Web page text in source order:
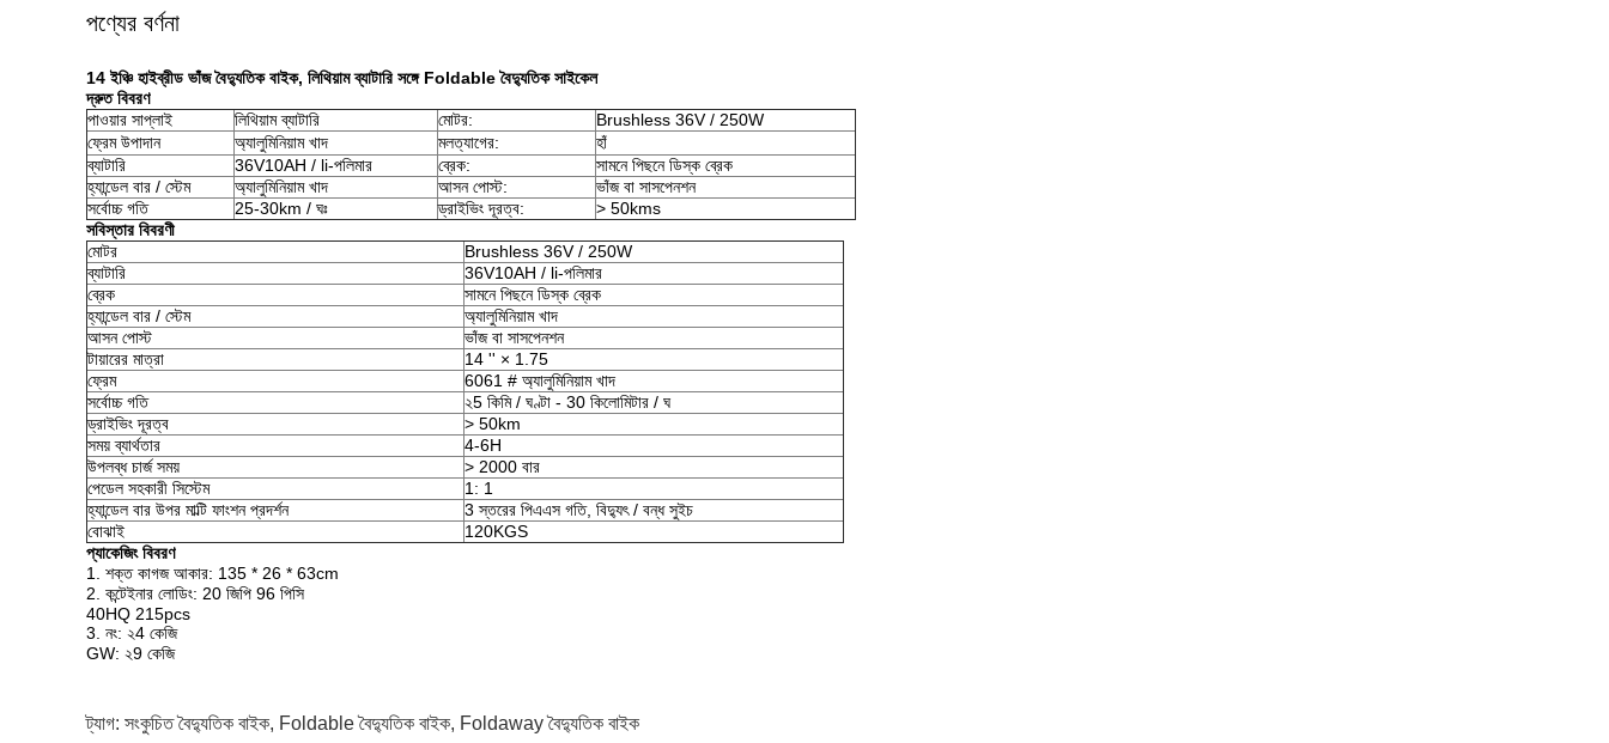
পণ্যের বর্ণনা
14 ইঞ্চি হাইব্রীড ভাঁজ বৈদ্যুতিক বাইক, লিথিয়াম ব্যাটারি সঙ্গে Foldable বৈদ্যুতিক সাইকেল
দ্রুত বিবরণ
পাওয়ার সাপ্লাই
লিথিয়াম ব্যাটারি মোটর:
Brushless 36V / 250W
ফ্রেম উপাদান
অ্যালুমিনিয়াম খাদ মলত্যাগের:
হাঁ
ব্যাটারি
36V10AH / li-পলিমার ব্রেক:
সামনে পিছনে ডিস্ক ব্রেক
হ্যান্ডেল বার / স্টেম
অ্যালুমিনিয়াম খাদ আসন পোস্ট:
ভাঁজ বা সাসপেনশন
সর্বোচ্চ গতি
25-30km / ঘঃ ড্রাইভিং দূরত্ব:
> 50kms
সবিস্তার বিবরণী
মোটর
Brushless 36V / 250W
ব্যাটারি
36V10AH / li-পলিমার
ব্রেক
সামনে পিছনে ডিস্ক ব্রেক
হ্যান্ডেল বার / স্টেম
অ্যালুমিনিয়াম খাদ
আসন পোস্ট
ভাঁজ বা সাসপেনশন
টায়ারের মাত্রা
14 '' × 1.75
ফ্রেম
6061 # অ্যালুমিনিয়াম খাদ
সর্বোচ্চ গতি
২5 কিমি / ঘণ্টা - 30 কিলোমিটার / ঘ
ড্রাইভিং দূরত্ব
> 50km
সময় ব্যার্থতার
4-6H
উপলব্ধ চার্জ সময়
> 2000 বার
পেডেল সহকারী সিস্টেম
1: 1
হ্যান্ডেল বার উপর মাল্টি ফাংশন প্রদর্শন
3 স্তরের পিএএস গতি, বিদ্যুৎ / বন্ধ সুইচ
বোঝাই
120KGS
প্যাকেজিং বিবরণ
1. শক্ত কাগজ আকার: 135 * 26 * 63cm
2. কন্টেইনার লোডিং: 20 জিপি 96 পিসি
40HQ 215pcs
3. নং: ২4 কেজি
GW: ২9 কেজি
ট্যাগ: সংকুচিত বৈদ্যুতিক বাইক, Foldable বৈদ্যুতিক বাইক, Foldaway বৈদ্যুতিক বাইক